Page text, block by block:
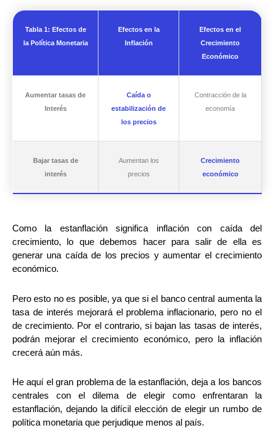
Tabla 1: Efectos de
la Política Monetaria
Efectos en la
Inflación
Efectos en el
Crecimiento
Económico
Aumentar tasas de
Interés
Caída o
estabilización de
los precios
Contracción de la
economía
Bajar tasas de
interés
Aumentan los
precios
Crecimiento
económico
Como la estanflación significa inflación con caída del
crecimiento, lo que debemos hacer para salir de ella es
generar una caída de los precios y aumentar el crecimiento
económico.
Pero esto no es posible, ya que si el banco central aumenta la
tasa de interés mejorará el problema inflacionario, pero no el
de crecimiento. Por el contrario, si bajan las tasas de interés,
podrán mejorar el crecimiento económico, pero la inflación
crecerá aún más.
He aquí el gran problema de la estanflación, deja a los bancos
centrales con el dilema de elegir como enfrentaran la
estanflación, dejando la difícil elección de elegir un rumbo de
política monetaria que perjudique menos al país.